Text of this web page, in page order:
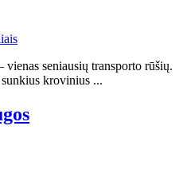
seniausių transporto rūšių.
krovinius ...